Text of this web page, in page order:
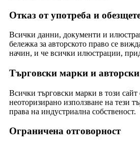
Отказ от употреба и
Всички данни, документи и
бележка за авторското право се
начин, и че всички илюстрации,
Търговски марки и
Всички търговски марки в този
неоторизирано използване на тези
права на индустриална собственост.
Ограничена отговорност